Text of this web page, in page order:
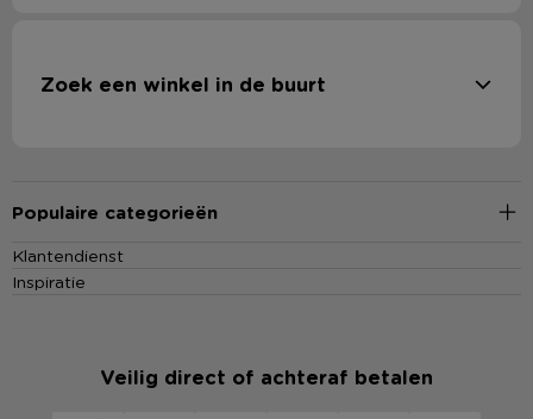
Zoek een winkel in de buurt
Populaire categorieën
Klantendienst
Inspiratie
Veilig direct of achteraf betalen